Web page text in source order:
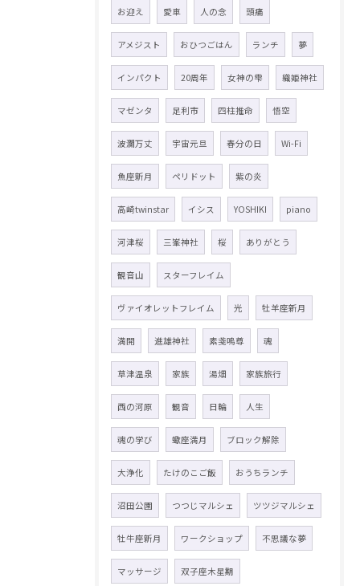
お迎え 愛車 人の念 頭痛
アメジスト おひつごはん ランチ 夢
インパクト 20周年 女神の雫 織姫神社
マゼンタ 足利市 四柱推命 悟空
波瀾万丈 宇宙元旦 春分の日 Wi-Fi
魚座新月 ペリドット 紫の炎
高崎twinstar イシス YOSHIKI piano
河津桜 三峯神社 桜 ありがとう
観音山 スターフレイム
ヴァイオレットフレイム 光 牡羊座新月
満開 進雄神社 素戔嗚尊 魂
草津温泉 家族 湯畑 家族旅行
西の河原 観音 日輪 人生
魂の学び 蠍座満月 ブロック解除
大浄化 たけのこご飯 おうちランチ
沼田公園 つつじマルシェ ツツジマルシェ
牡牛座新月 ワークショップ 不思議な夢
マッサージ 双子座木星期